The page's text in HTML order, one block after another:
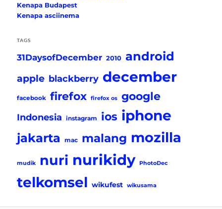
Kenapa Budapest
Kenapa asciinema
TAGS
31DaysofDecember 2010 android
apple blackberry december
facebook firefox firefox os google
Indonesia instagram ios iphone
jakarta mac malang mozilla
mudik nuri nurikidy PhotoDec
telkomsel wikufest wikusama